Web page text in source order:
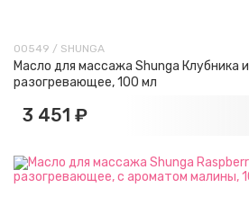
00549 / SHUNGA
Масло для массажа Shunga Клубника
разогревающее, 100 мл
3 451 ₽